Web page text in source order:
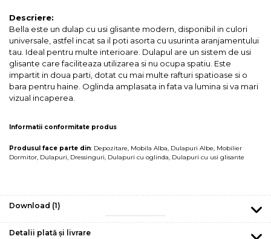
Descriere:
Bella este un dulap cu usi glisante modern, disponibil in culori
universale, astfel incat sa il poti asorta cu usurinta aranjamentului
tau. Ideal pentru multe interioare. Dulapul are un sistem de usi
glisante care faciliteaza utilizarea si nu ocupa spatiu. Este
impartit in doua parti, dotat cu mai multe rafturi spatioase si o
bara pentru haine. Oglinda amplasata in fata va lumina si va mari
vizual incaperea.
Informatii conformitate produs
Produsul face parte din: Depozitare, Mobila Alba, Dulapuri Albe, Mobilier
Dormitor, Dulapuri, Dressinguri, Dulapuri cu oglinda, Dulapuri cu usi glisante
Download (1)
Detalii plată și livrare